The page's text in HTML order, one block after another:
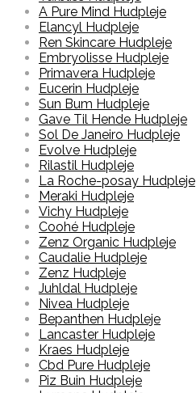
A Pure Mind Hudpleje
Elancyl Hudpleje
Ren Skincare Hudpleje
Embryolisse Hudpleje
Primavera Hudpleje
Eucerin Hudpleje
Sun Bum Hudpleje
Gave Til Hende Hudpleje
Sol De Janeiro Hudpleje
Evolve Hudpleje
Rilastil Hudpleje
La Roche-posay Hudpleje
Meraki Hudpleje
Vichy Hudpleje
Coohé Hudpleje
Zenz Organic Hudpleje
Caudalie Hudpleje
Zenz Hudpleje
Juhldal Hudpleje
Nivea Hudpleje
Bepanthen Hudpleje
Lancaster Hudpleje
Kraes Hudpleje
Cbd Pure Hudpleje
Piz Buin Hudpleje